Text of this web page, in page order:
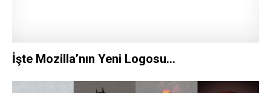
İşte Mozilla’nın Yeni Logosu…